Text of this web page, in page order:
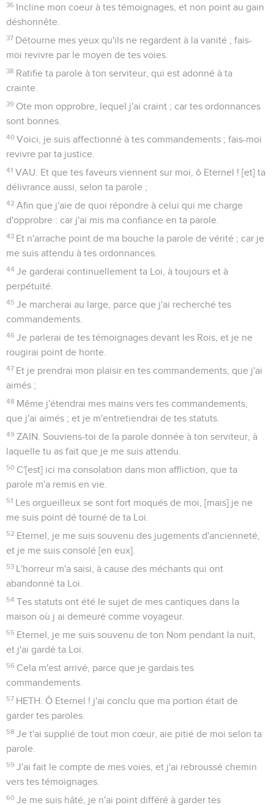
36 Incline mon coeur à tes témoignages, et non point au gain
déshonnête.
37 Détourne mes yeux qu'ils ne regardent à la vanité ; fais-
moi revivre par le moyen de tes voies.
38 Ratifie ta parole à ton serviteur, qui est adonné à ta
crainte.
39 Ote mon opprobre, lequel j'ai craint ; car tes ordonnances
sont bonnes.
40 Voici, je suis affectionné à tes commandements ; fais-moi
revivre par ta justice.
41 VAU. Et que tes faveurs viennent sur moi, ô Eternel ! [et] ta
délivrance aussi, selon ta parole ;
42 Afin que j'aie de quoi répondre à celui qui me charge
d'opprobre : car j'ai mis ma confiance en ta parole.
43 Et n'arrache point de ma bouche la parole de vérité ; car je
me suis attendu à tes ordonnances.
44 Je garderai continuellement ta Loi, à toujours et à
perpétuité.
45 Je marcherai au large, parce que j'ai recherché tes
commandements.
46 Je parlerai de tes témoignages devant les Rois, et je ne
rougirai point de honte.
47 Et je prendrai mon plaisir en tes commandements, que j'ai
aimés ;
48 Même j'étendrai mes mains vers tes commandements,
que j'ai aimés ; et je m'entretiendrai de tes statuts.
49 ZAIN. Souviens-toi de la parole donnée à ton serviteur, à
laquelle tu as fait que je me suis attendu.
50 C'[est] ici ma consolation dans mon affliction, que ta
parole m'a remis en vie.
51 Les orgueilleux se sont fort moqués de moi, [mais] je ne
me suis point dé tourné de ta Loi.
52 Eternel, je me suis souvenu des jugements d'ancienneté,
et je me suis consolé [en eux].
53 L'horreur m'a saisi, à cause des méchants qui ont
abandonné ta Loi.
54 Tes statuts ont été le sujet de mes cantiques dans la
maison où j ai demeuré comme voyageur.
55 Eternel, je me suis souvenu de ton Nom pendant la nuit,
et j'ai gardé ta Loi.
56 Cela m'est arrivé, parce que je gardais tes
commandements.
57 HETH. Ô Eternel ! j'ai conclu que ma portion était de
garder tes paroles.
58 Je t'ai supplié de tout mon cœur, aie pitié de moi selon ta
parole.
59 J'ai fait le compte de mes voies, et j'ai rebroussé chemin
vers tes témoignages.
60 Je me suis hâté, je n'ai point différé à garder tes